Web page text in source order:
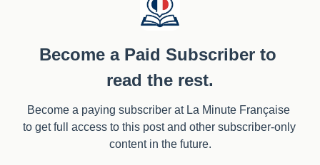
Become a Paid Subscriber to
read the rest.
Become a paying subscriber at La Minute Française
to get full access to this post and other subscriber-only
content in the future.